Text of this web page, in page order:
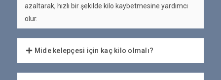
azaltarak, hızlı bir şekilde kilo kaybetmesine yardımcı
olur.
Mide kelepçesi için kaç kilo olmalı?